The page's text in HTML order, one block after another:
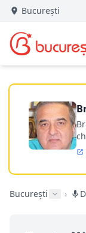
București
București ›